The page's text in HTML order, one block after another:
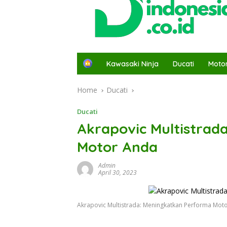
H
e
Kawasaki Ninja Ducati
Home Ducati
Ducati
Akrapovic
Motor Anda
Admin
April 30, 2023
Akrapovic Multistrada: Meningkatkan Performa